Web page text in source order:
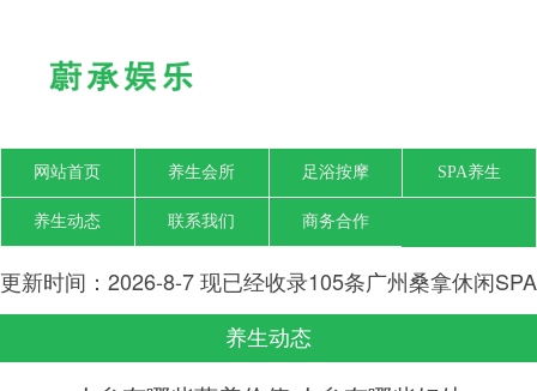
网站首页 养生会所 足浴按摩 SPA养生
养生动态 联系我们 商务合作
更新时间：2026-8-7 现已经收录105条广州桑拿休闲SPA
会所-广州梦瑶养生网信息
养生动态